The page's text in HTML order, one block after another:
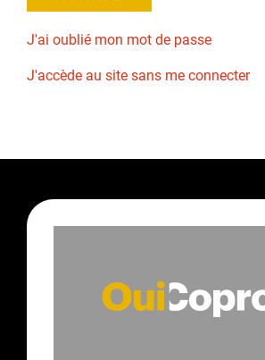
J'ai oublié mon mot de passe
J'accède au site sans me connecter